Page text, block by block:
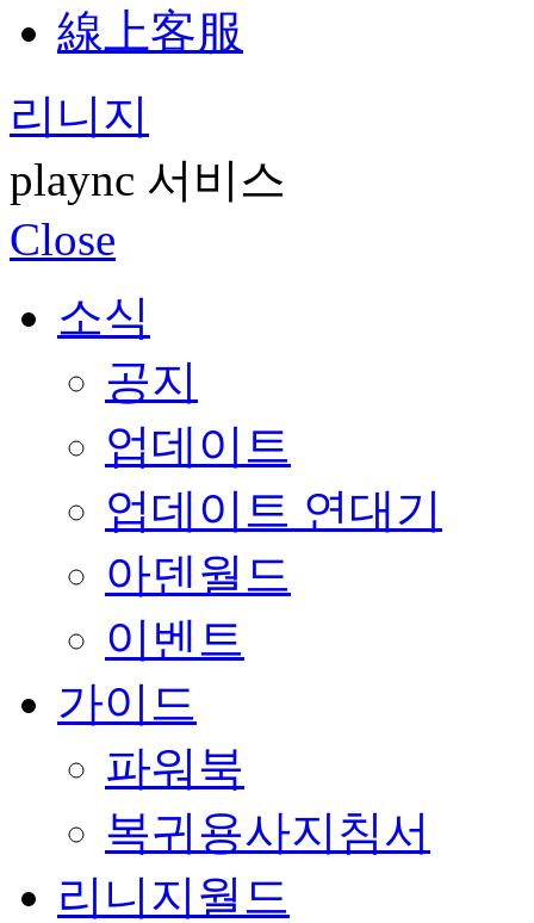
線上客服
리니지
plaync 서비스
Close
소식
공지
업데이트
업데이트 연대기
아덴월드
이벤트
가이드
파워북
복귀용사지침서
리니지월드